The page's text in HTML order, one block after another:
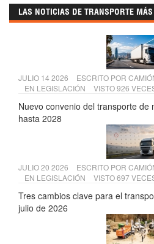
LAS NOTICIAS DE TRANSPORTE
JULIO 14 2026 ESCRITO POR
EN LEGISLACIÓN VISTO 926
Nuevo convenio del transporte de
hasta 2028
JULIO 20 2026 ESCRITO POR
EN LEGISLACIÓN VISTO 697
Tres cambios clave para el
julio de 2026